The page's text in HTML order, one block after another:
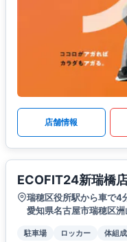
店舗情報
ECOFIT24新瑞橋
瑞穂区役所駅から車で4
愛知県名古屋市瑞穂区
駐車場 ロッカー 体組